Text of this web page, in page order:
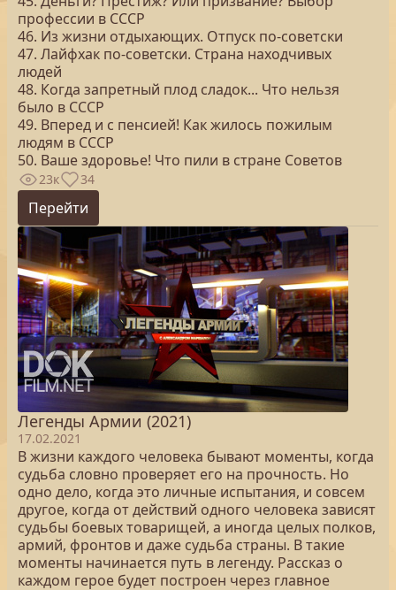
профессии в СССР
46. Из жизни отдыхающих. Отпуск по-советски
47. Лайфхак по-советски. Страна находчивых
людей
48. Когда запретный плод сладок... Что нельзя
было в СССР
49. Вперед и с пенсией! Как жилось пожилым
людям в СССР
50. Ваше здоровье! Что пили в стране Советов
23к 34
Перейти
Легенды Армии (2021)
17.02.2021
В жизни каждого человека бывают моменты, когда
судьба словно проверяет его на прочность. Но
одно дело, когда это личные испытания, и совсем
другое, когда от действий одного человека зависят
судьбы боевых товарищей, а иногда целых полков,
армий, фронтов и даже судьба страны. В такие
моменты начинается путь в легенду. Рассказ о
каждом герое будет построен через главное